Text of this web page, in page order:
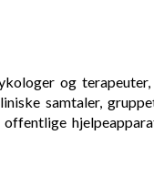
og
samtaler,